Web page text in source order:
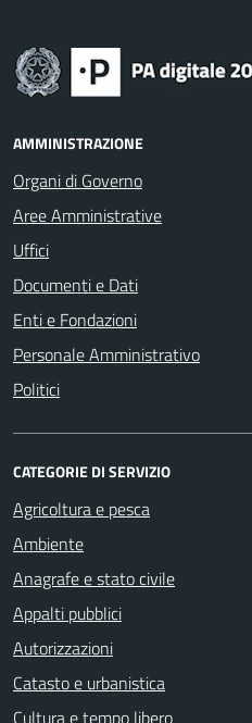
AMMINISTRAZIONE
Organi di Governo
Aree Amministrative
Uffici
Documenti e Dati
Enti e Fondazioni
Personale Amministrativo
Politici
CATEGORIE DI SERVIZIO
Agricoltura e pesca
Ambiente
Anagrafe e stato civile
Appalti pubblici
Autorizzazioni
Catasto e urbanistica
Cultura e tempo libero